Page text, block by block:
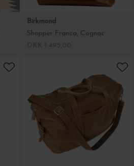
Birkmond
Shopper Franca, Cognac